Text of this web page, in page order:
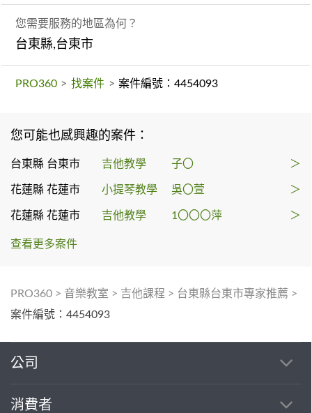
您需要服務的地區為何？
台東縣,台東市
PRO360 > 找案件 > 案件編號：4454093
您可能也感興趣的案件：
台東縣 台東市 吉他教學 子〇 ＞
花蓮縣 花蓮市 小提琴教學 吳〇萱 ＞
花蓮縣 花蓮市 吉他教學 1〇〇〇萍 ＞
查看更多案件
PRO360 > 音樂教室 > 吉他課程 > 台東縣台東市專家推薦 >
案件編號：4454093
公司
消費者